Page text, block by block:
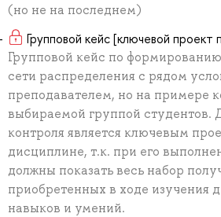
(но не на последнем)
Групповой кейс [ключевой проект
Групповой кейс по
сети распределения с рядом
преподавателем, но на примере
выбираемой группой студентов.
контроля является ключевым
дисциплине, т.к. при его
должны показать весь набор
приобретенных в ходе изучения
навыков и умений.